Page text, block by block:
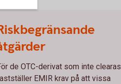
de OTC-derivat som inte clearas
EMIR krav på att vissa